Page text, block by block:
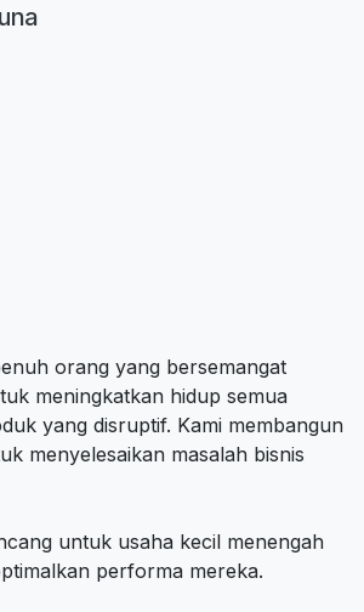
orang yang bersemangat
meningkatkan hidup semua
yang disruptif. Kami membangun
menyelesaikan masalah bisnis
untuk usaha kecil menengah
performa mereka.